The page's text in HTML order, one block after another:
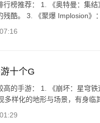
行榜推荐： 1. 《奥特曼：集
残酷。 3. 《聚爆 Implosion》
十个G
高的手游： 1. 《崩坏：星穹
多样化的地形与场景，有身临